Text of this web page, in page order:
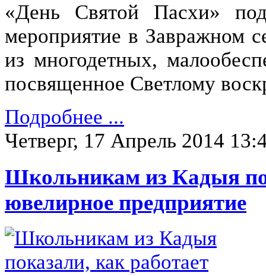
«День Святой Пасхи»
мероприятие в Завражном
из многодетных,
посвященное Светлому
Подробнее ...
Четверг, 17 Апрель 2014
Школьникам из Кадыя
ювелирное предприятие